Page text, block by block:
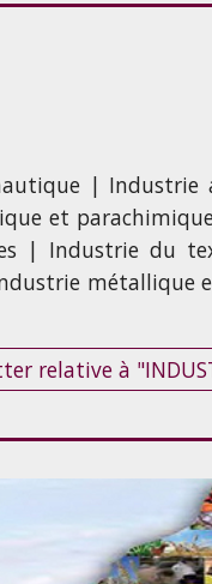
| Industrie
et
| Industrie du
métallique
relative à